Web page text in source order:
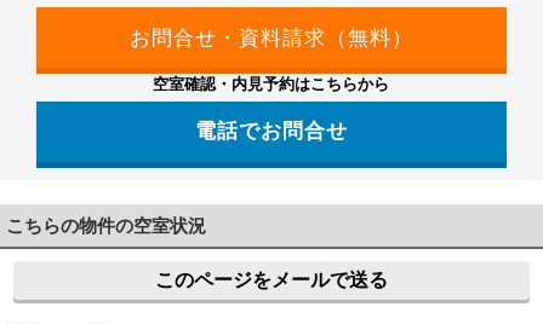
空室確認・内見予約はこちらから
電話でお問合せ
こちらの物件の空室状況
このページをメールで送る